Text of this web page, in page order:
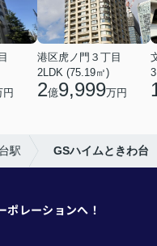
円
港区虎ノ門３丁目
2LDK (75.19㎡)
2億9,999万円
駅 GSハイムときわ台
ポレーションへ！